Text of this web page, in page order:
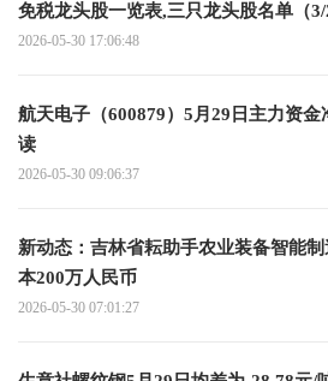
免税龙头股一览表,三只龙头股名单（3/
2026-05-30 17:06:48
航天电子（600879）5月29日主力资金
读
2026-05-30 09:06:37
新动态：吉林省耘助手农业装备智能
本200万人民币
2026-05-30 07:01:27